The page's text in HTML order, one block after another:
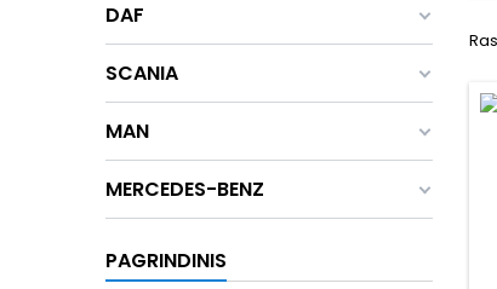
DAF
SCANIA
MAN
MERCEDES-BENZ
PAGRINDINIS